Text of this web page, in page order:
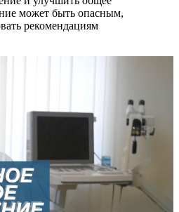
может быть опасным,
рекомендациям